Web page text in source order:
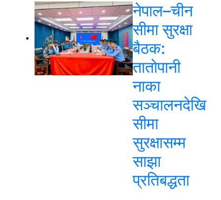
नेपाल–चीन
सीमा सुरक्षा
बैठक:
तातोपानी
नाका
सञ्चालनदेखि
सीमा
सुरक्षासम्म
साझा
प्रतिबद्धता